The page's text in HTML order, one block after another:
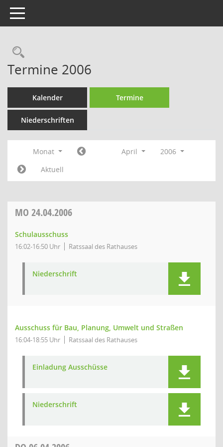
Toggle navigation
Rechercheauswahl
Termine 2006
Kalender Termine
Niederschriften
Monat April
2006
Aktuell
MO 24.04.2006
Schulausschuss
16:02-16:50 Uhr Ratssaal des Rathauses
Niederschrift
Ausschuss für Bau, Planung, Umwelt und Straßen
16:04-18:55 Uhr Ratssaal des Rathauses
Einladung Ausschüsse
Niederschrift